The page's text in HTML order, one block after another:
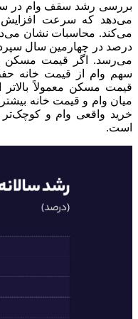
بررسی رشد سقف وام در
می‌دهد که سرعت افزایش
می‌رسد. اگر قیمت مسکن
سهم وام از قیمت خانه
قیمت مسکن معمولاً
میان وام و قیمت خانه
خرید واقعی وام و
است.